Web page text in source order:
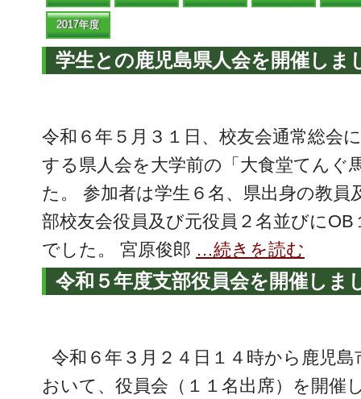
2017年度
学生との鹿児島県人会を開催しま
令和６年５月３１日、校友会通常総会
する県人会を大学前の「大食堂てんぐ
た。 参加者は学生６名、県出身の教員
部校友会役員及び元役員２名並びに
でした。 宮原俊郎 …続きを読む
令和５年度支部役員会を開催しま
令和６年３月２４日１４時から鹿児
おいて、役員会（１１名出席）を開催